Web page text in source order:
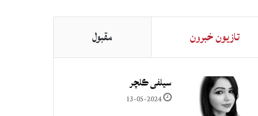
تازيون خبرون مقبول
سيلفي ڪلچر
13-05-2024